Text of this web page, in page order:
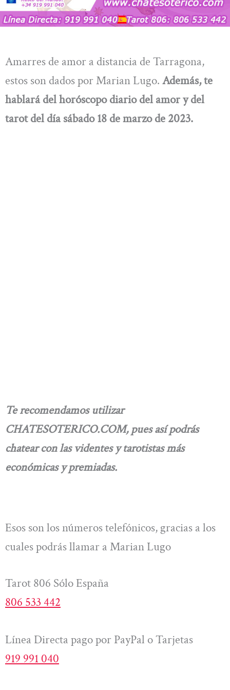
Amarres de amor a distancia de Tarragona,
estos son dados por Marian Lugo. Además, te
hablará del horóscopo diario del amor y del
tarot del día sábado 18 de marzo de 2023.
Te recomendamos utilizar
CHATESOTERICO.COM, pues así podrás
chatear con las videntes y tarotistas más
económicas y premiadas.
Esos son los números telefónicos, gracias a los
cuales podrás llamar a Marian Lugo
Tarot 806 Sólo España
806 533 442
Línea Directa pago por PayPal o Tarjetas
919 991 040